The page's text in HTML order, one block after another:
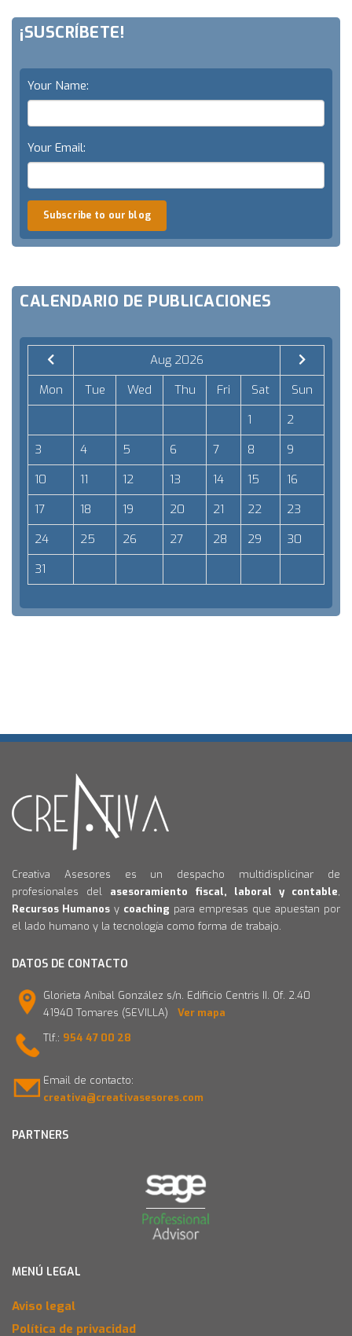
¡SUSCRÍBETE!
Your Name:
Your Email:
Subscribe to our blog
CALENDARIO DE PUBLICACIONES
Aug 2026
Mon
Tue Wed Thu Fri Sat
Sun
1
2
3
4 5 6 7 8
9
10
11 12 13 14 15
16
17
18 19 20 21 22
23
24
25 26 27 28 29
30
31
Creativa Asesores es un despacho multidisplicinar de
profesionales del asesoramiento fiscal, laboral y contable,
Recursos Humanos y coaching para empresas que apuestan por
el lado humano y la tecnología como forma de trabajo.
DATOS DE CONTACTO
Glorieta Aníbal González s/n. Edificio Centris II. Of. 2.40
41940 Tomares (SEVILLA) Ver mapa
Tlf.: 954 47 00 28
Email de contacto:
creativa@creativasesores.com
PARTNERS
MENÚ LEGAL
Aviso legal
Política de privacidad